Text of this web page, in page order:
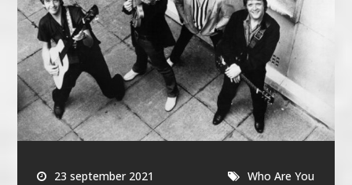
23 september 2021 Who Are You